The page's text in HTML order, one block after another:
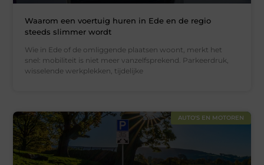
Waarom een voertuig huren in Ede en de regio
steeds slimmer wordt
Wie in Ede of de omliggende plaatsen woont, merkt het
snel: mobiliteit is niet meer vanzelfsprekend. Parkeerdruk,
wisselende werkplekken, tijdelijke
AUTO'S EN MOTOREN